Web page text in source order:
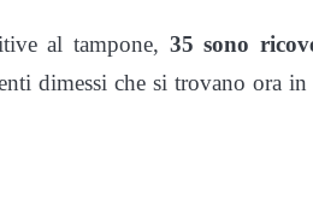
al tampone, 35 sono
dimessi che si trovano ora